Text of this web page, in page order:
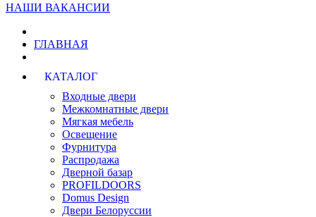
НАШИ ВАКАНСИИ
ГЛАВНАЯ
КАТАЛОГ
Входные двери
Межкомнатные двери
Мягкая мебель
Освещение
Фурнитура
Распродажа
Дверной базар
PROFILDOORS
Domus Design
Двери Белоруссии